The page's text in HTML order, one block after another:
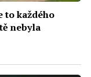
to každého
nebyla